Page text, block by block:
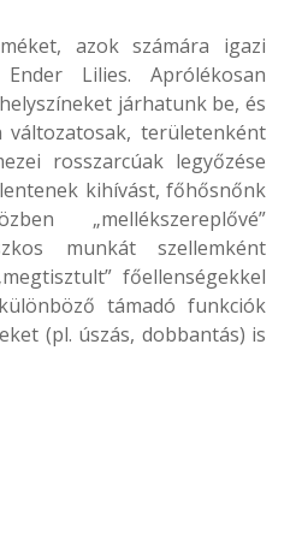
azok számára igazi
Lilies. Aprólékosan
járhatunk be, és
változatosak, területenként
rosszarcúak legyőzése
kihívást, főhősnőnk
„mellékszereplővé”
munkát szellemként
főellenségekkel
támadó funkciók
(pl. úszás, dobbantás) is